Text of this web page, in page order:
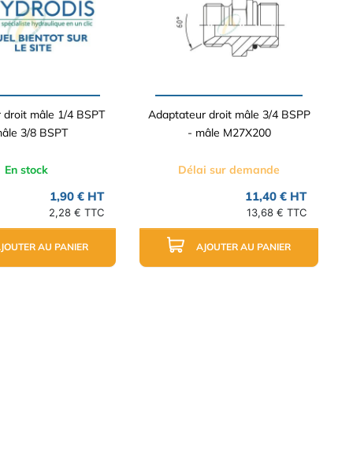
mâle 1/4 BSPT
3/8 BSPT
En stock
1,90 € HT
2,28 € TTC
AU PANIER
Adaptateur droit mâle 3/4 BSPP
- mâle M27X200
Délai sur demande
11,40 € HT
13,68 € TTC
AJOUTER AU PANIER